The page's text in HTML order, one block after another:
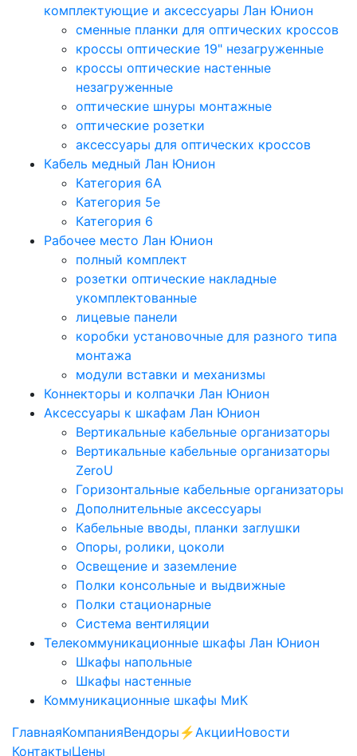
комплектующие и аксессуары Лан Юнион
сменные планки для оптических кроссов
кроссы оптические 19" незагруженные
кроссы оптические настенные
незагруженные
оптические шнуры монтажные
оптические розетки
аксессуары для оптических кроссов
Кабель медный Лан Юнион
Категория 6A
Категория 5e
Категория 6
Рабочее место Лан Юнион
полный комплект
розетки оптические накладные
укомплектованные
лицевые панели
коробки установочные для разного типа
монтажа
модули вставки и механизмы
Коннекторы и колпачки Лан Юнион
Аксессуары к шкафам Лан Юнион
Вертикальные кабельные организаторы
Вертикальные кабельные организаторы
ZeroU
Горизонтальные кабельные организаторы
Дополнительные аксессуары
Кабельные вводы, планки заглушки
Опоры, ролики, цоколи
Освещение и заземление
Полки консольные и выдвижные
Полки стационарные
Система вентиляции
Телекоммуникационные шкафы Лан Юнион
Шкафы напольные
Шкафы настенные
Коммуникационные шкафы МиК
ГлавнаяКомпанияВендоры ⚡️АкцииНовости
КонтактыЦены